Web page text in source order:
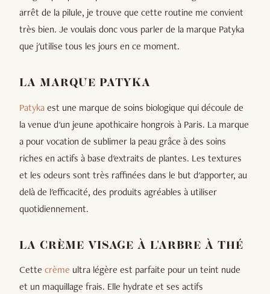
arrêt de la pilule, je trouve que cette routine me convient
très bien. Je voulais donc vous parler de la marque Patyka
que j'utilise tous les jours en ce moment.
LA MARQUE PATYKA
Patykaest une marque de soins biologique qui découle de
la venue d'un jeune apothicaire hongrois à Paris. La marque
a pour vocation de sublimer la peau grâce à des soins
riches en actifs à base d'extraits de plantes. Les textures
et les odeurs sont très raffinées dans le but d'apporter, au
delà de l'efficacité, des produits agréables à utiliser
quotidiennement.
LA CRÈME VISAGE À L'ARBRE À THÉ
Cette crème ultra légère est parfaite pour un teint nude
et un maquillage frais. Elle hydrate et ses actifs